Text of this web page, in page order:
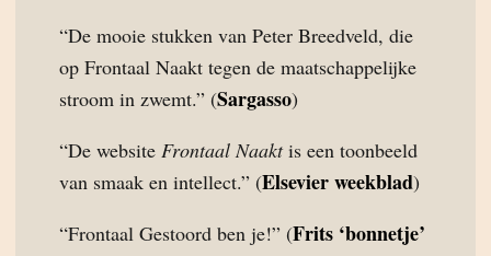
“De mooie stukken van Peter Breedveld, die
op Frontaal Naakt tegen de maatschappelijke
stroom in zwemt.” (Sargasso)
“De website Frontaal Naaktis een toonbeeld
van smaak en intellect.” (Elsevier weekblad)
“Frontaal Gestoord ben je!” (Frits ‘bonnetje’